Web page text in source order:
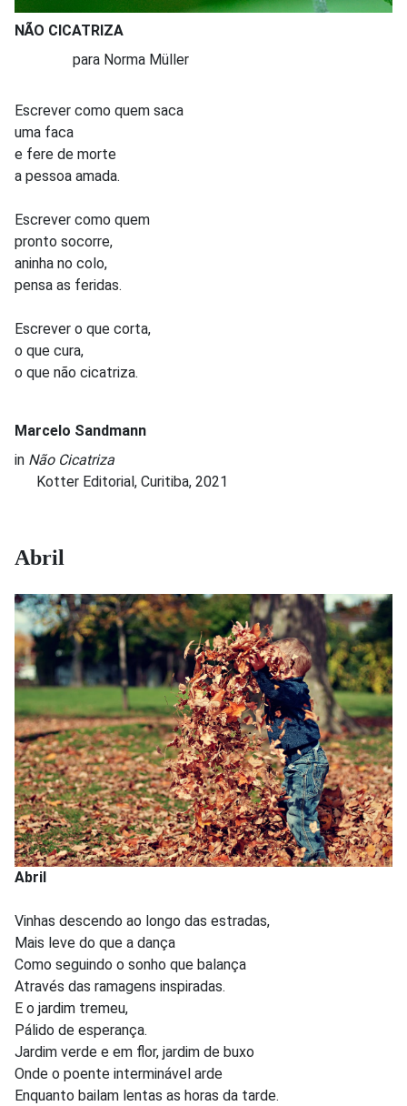
NÃO CICATRIZA
para Norma Müller
Escrever como quem saca
uma faca
e fere de morte
a pessoa amada.
Escrever como quem
pronto socorre,
aninha no colo,
pensa as feridas.
Escrever o que corta,
o que cura,
o que não cicatriza.
Marcelo Sandmann
in Não Cicatriza
Kotter Editorial, Curitiba, 2021
Abril
Abril
Vinhas descendo ao longo das estradas,
Mais leve do que a dança
Como seguindo o sonho que balança
Através das ramagens inspiradas.
E o jardim tremeu,
Pálido de esperança.
Jardim verde e em flor, jardim de buxo
Onde o poente interminável arde
Enquanto bailam lentas as horas da tarde.